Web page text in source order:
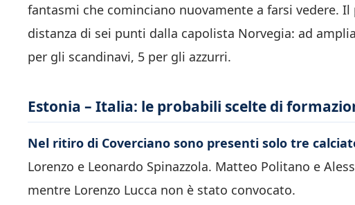
fantasmi che cominciano nuovamente a farsi vedere.
distanza di sei punti dalla capolista Norvegia: ad
per gli scandinavi, 5 per gli azzurri.
Estonia – Italia: le probabili scelte di
Nel ritiro di Coverciano sono presenti solo tre
Lorenzo e Leonardo Spinazzola. Matteo Politano e
mentre Lorenzo Lucca non è stato convocato.